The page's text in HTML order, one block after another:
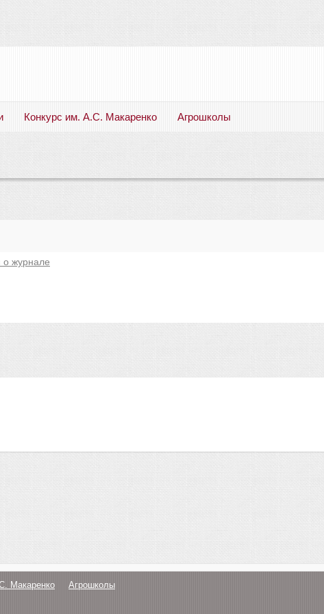
Конкурс им. А.С. Макаренко Агрошколы
журнале
Макаренко Агрошколы